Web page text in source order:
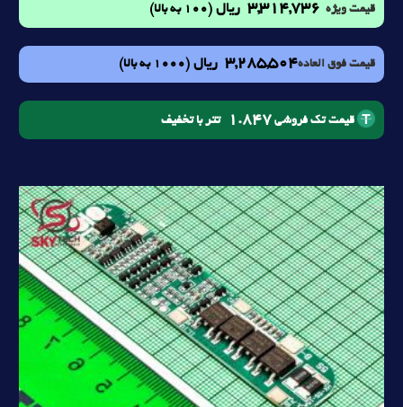
قیمت ویژه 3,314,736 ریال (100 به بالا)
قیمت فوق العاده3,285,504 ریال (1000 به بالا)
قیمت تک فروشی 1.847 تتر با تخفیف